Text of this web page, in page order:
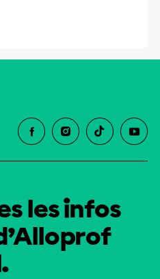
les infos